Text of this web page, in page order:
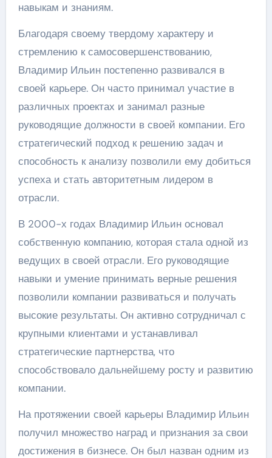
навыкам и знаниям.
Благодаря своему твердому характеру и
стремлению к самосовершенствованию,
Владимир Ильин постепенно развивался в
своей карьере. Он часто принимал участие в
различных проектах и занимал разные
руководящие должности в своей компании. Его
стратегический подход к решению задач и
способность к анализу позволили ему добиться
успеха и стать авторитетным лидером в
отрасли.
В 2000-х годах Владимир Ильин основал
собственную компанию, которая стала одной из
ведущих в своей отрасли. Его руководящие
навыки и умение принимать верные решения
позволили компании развиваться и получать
высокие результаты. Он активно сотрудничал с
крупными клиентами и устанавливал
стратегические партнерства, что
способствовало дальнейшему росту и развитию
компании.
На протяжении своей карьеры Владимир Ильин
получил множество наград и признания за свои
достижения в бизнесе. Он был назван одним из